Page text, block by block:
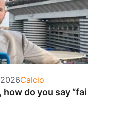
Categorie
Calcio
how do you say “fai